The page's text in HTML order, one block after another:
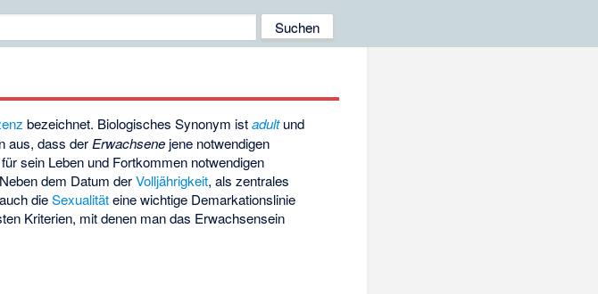
bezeichnet. Biologisches Synonym istadultund
aus, dass derErwachsene jene notwendigen
sein Leben und Fortkommen notwendigen
dem Datum derVolljährigkeit, als zentrales
dieSexualitäteine wichtige Demarkationslinie
Kriterien, mit denen man das Erwachsensein